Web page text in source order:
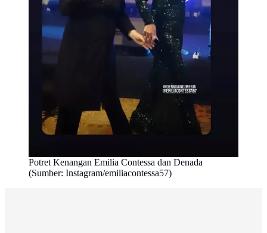
Potret Kenangan Emilia Contessa dan Denada
(Sumber: Instagram/emiliacontessa57)